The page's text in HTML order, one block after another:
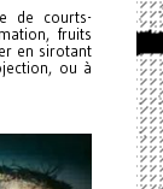
de courts-
fruits
en sirotant
ou à